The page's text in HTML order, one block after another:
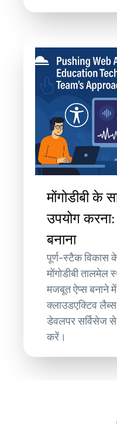
मोंगोडीबी के
उपयोग
बनाना
पूर्ण-स्टैक विकास
मोंगोडीबी तालमेल
मजबूत ऐप्स बनाने
क्लाउडएक्टिव
डेवलपर सर्विसेज से
करें।